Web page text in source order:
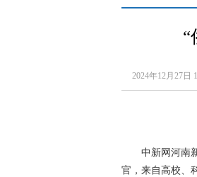
“
2024年12月27日
中新网河南新
官，来自高校、